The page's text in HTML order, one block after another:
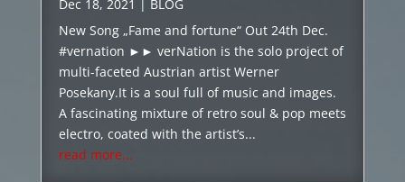
Dec 18, 2021 | BLOG
New Song „Fame and fortune“ Out 24th Dec.
#vernation ►► verNation is the solo project of
multi-faceted Austrian artist Werner
Posekany.It is a soul full of music and images.
A fascinating mixture of retro soul & pop meets
electro, coated with the artist’s...
read more...